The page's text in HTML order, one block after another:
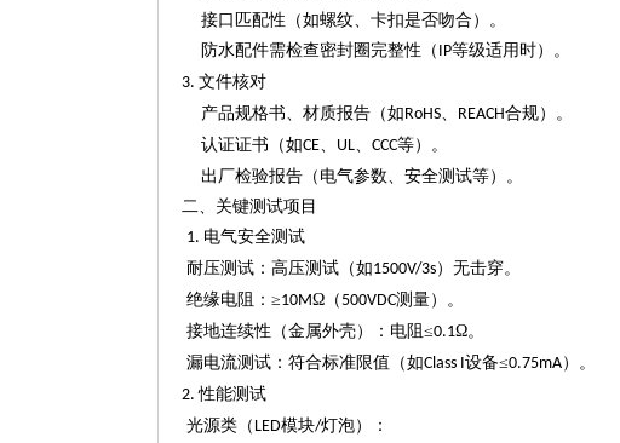
接口匹配性（如螺纹、卡扣是否吻合）。
防水配件需检查密封圈完整性（ IP等级适用时）。
3. 文件核对
产品规格书、材质报告（如RoHS、 REACH合规）。
认证证书（如CE、 UL、 CCC等）。
出厂检验报告（电气参数、安全测试等）。
二、关键测试项目
1. 电气安全测试
耐压测试：高压测试（如1500V/3s）无击穿。
绝缘电阻： ≥10MΩ（ 500VDC测量）。
接地连续性（金属外壳）：电阻 ≤0.1Ω。
漏电流测试：符合标准限值（如Class I设备≤0.75mA）。
2.性能测试
光源类（ LED模块/灯泡）：